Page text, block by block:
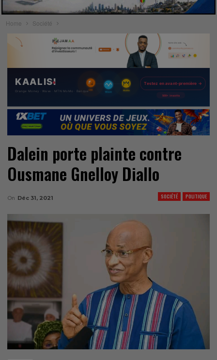
Home Société
Dalein porte plainte contre
Ousmane Gnelloy Diallo
SOCIÉTÉ POLITIQUE
On Déc 31, 2021